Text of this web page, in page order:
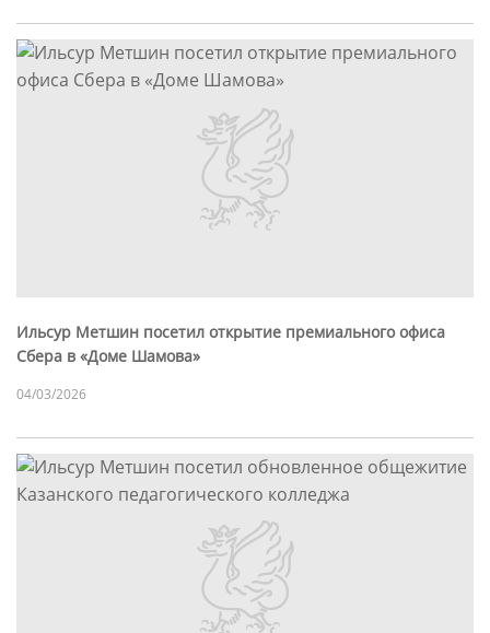
Ильсур Метшин посетил открытие премиального офиса
Сбера в «Доме Шамова»
04/03/2026